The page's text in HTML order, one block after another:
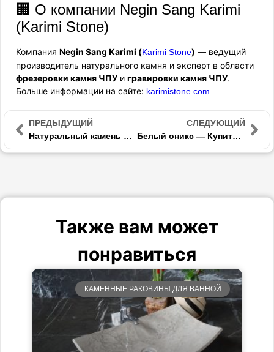
🏢 О компании Negin Sang Karimi
(Karimi Stone)
Компания Negin Sang Karimi (Karimi Stone) — ведущий
производитель натурального камня и эксперт в области
фрезеровки камня ЧПУ и гравировки камня ЧПУ.
Больше информации на сайте: karimistone.com
ПРЕДЫДУЩИЙ
Натуральный камень для столешниц — Как выбрать столешницу из камня и ухаживать за ней
СЛЕДУЮЩИЙ
Белый оникс — Купить белый оникс и применение белого оникса в интерьере
Также вам может
понравиться
КАМЕННЫЕ РАКОВИНЫ ДЛЯ ВАННОЙ